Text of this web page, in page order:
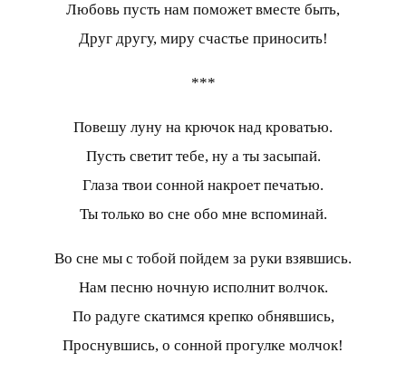
Любовь пусть нам поможет вместе быть,
Друг другу, миру счастье приносить!
***
Повешу луну на крючок над кроватью.
Пусть светит тебе, ну а ты засыпай.
Глаза твои сонной накроет печатью.
Ты только во сне обо мне вспоминай.
Во сне мы с тобой пойдем за руки взявшись.
Нам песню ночную исполнит волчок.
По радуге скатимся крепко обнявшись,
Проснувшись, о сонной прогулке молчок!